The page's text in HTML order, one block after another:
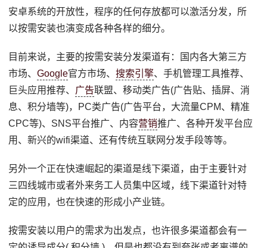
安卓系统的开放性，程序的任何存放都可以激活分发，所
以按需安装也演变成各种各样的细分。
目前来说，主要的按需安装分发渠道有：国内各大第三方
市场、Google官方市场、搜索引擎、手机管理工具推荐、
巨头应用推荐、 广告联盟、移动类广告(广告贴、插屏、消
息、积分墙等)，PC类广告(广告平台，大流量CPM、精准
CPC等)、SNS平台推广、内容营销推广、各种开发平台应
用、新兴的wifi渠道、还有传统互联网分发手段等等。
另外一个正在快速崛起的渠道是线下渠道，由于主要针对
三四线城市或者外来务工人员集中区域，线下渠道针对特
定的应用，也在快速的形成小产业链。
按需安装以用户的需求为出发点，也许很多渠道都会有一